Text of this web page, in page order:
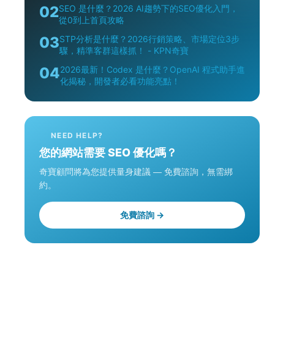
02SEO 是什麼？2026 AI趨勢下的SEO優化入門，
從0到上首頁攻略
03STP分析是什麼？2026行銷策略、市場定位3步
驟，精準客群這樣抓！ - KPN奇寶
042026最新！Codex 是什麼？OpenAI 程式助手進
化揭秘，開發者必看功能亮點！
NEED HELP?
您的網站需要 SEO 優化嗎？
奇寶顧問將為您提供量身建議 — 免費諮詢，無需綁
約。
免費諮詢 →